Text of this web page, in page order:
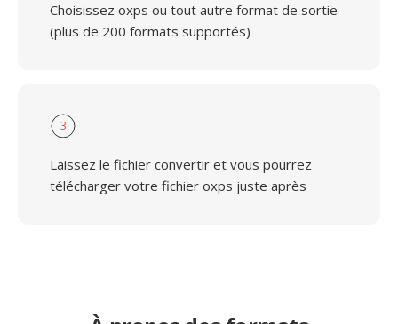
Choisissez oxps ou tout autre format de sortie
(plus de 200 formats supportés)
3
Laissez le fichier convertir et vous pourrez
télécharger votre fichier oxps juste après